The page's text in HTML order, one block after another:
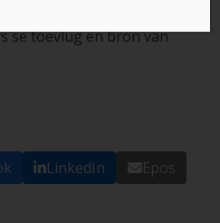
se toevlug en bron van
LinkedIn Epos